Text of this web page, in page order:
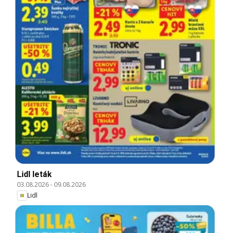
Lidl leták
03.08.2026- 09.08.2026
Lidl